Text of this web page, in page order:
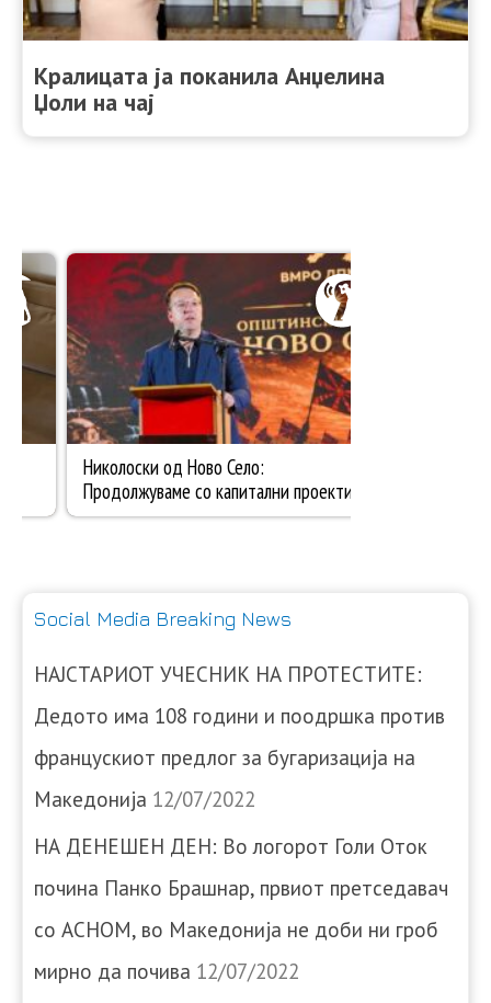
Кралицата ја поканила Анџелина
Џоли на чај
Social Media Breaking News
НАЈСТАРИОТ УЧЕСНИК НА ПРОТЕСТИТЕ:
Дедото има 108 години и поодршка против
францускиот предлог за бугаризација на
Македонија 12/07/2022
НА ДЕНЕШЕН ДЕН: Во логорот Голи Оток
почина Панко Брашнар, првиот претседавач
со АСНОМ, во Македонија не доби ни гроб
мирно да почива 12/07/2022